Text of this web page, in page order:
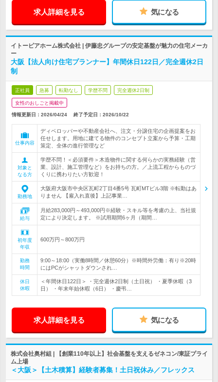
求人詳細を見る 気になる
イトーピアホーム株式会社 | 伊藤忠グループの安定基盤が魅力の住宅メーカ
ー
大阪【法人向け住宅プランナー】年間休日122日／完全週休2日
制
正社員 急募 転勤なし 学歴不問 完全週休2日制
女性のおしごと掲載中
情報更新日：2026/04/24 終了予定日： 2026/10/22
仕事内容
ディベロッパーや不動産会社へ、注文・分譲住宅の企画提案をお
任せします。用地に建てる物件のコンセプト立案から予算・工期
策定、全体の進行管理など
対象と
なる方
学歴不問！＜必須要件＞木造物件に関する何らかの実務経験（営
業、設計、施工管理など）をお持ちの方。／上流工程からものづ
くりに携わりたい方歓迎！
勤務地
大阪府大阪市中央区瓦町2丁目4番5号 瓦町MTビル3階 ※転勤はあ
りません 【雇入れ直後】上記事業…
給与
月給283,000円～493,000円※経験・スキル等を考慮の上、当社規
定により決定します。 ※試用期間6ヶ月（期間…
初年度
年収
600万円～800万円
勤務
時間
9:00～18:00（実働8時間／休憩60分）※時間外労働：有り※20時
にはPCがシャットダウンされ…
休日
休暇
＜年間休日122日＞ ・完全週休2日制（土日祝） ・夏季休暇（3
日） ・年末年始休暇（6日） ・慶弔…
求人詳細を見る 気になる
株式会社奥村組 | 【創業110年以上】社会基盤を支えるゼネコン/東証プライ
ム上場
＜大阪＞【土木積算】経験者募集！土日祝休み／フレックス